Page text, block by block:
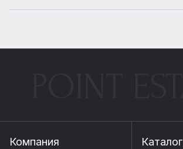
Компания Каталог